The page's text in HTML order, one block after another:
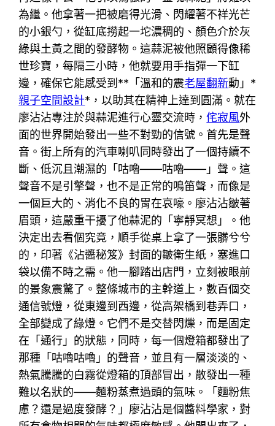
為繼。他拿著一把被磨得光滑、閃耀著不祥光芒
的小銀勺，從缸底撈起一坨濃稠的、顏色介於灰
綠與土黃之間的發酵物。這蒜泥被他照顧得像稀
世珍寶，每隔三小時，他就要用手指彈一下缸
邊，確保它能感受到**「溫和的震老屋翻新動」*
親子空間設計*，以助其在精神上達到圓滿。就在
廖沾沾專注於與蒜泥進行心靈交流時，侘寂風外
面的世界開始發出一些不對勁的信號。首先是聲
音。街上所有的汽車喇叭同時發出了一個持續不
斷、低沉且潮濕的「咕嚕——咕嚕——」聲。這
聲音不是引擎聲，也不是正常的鳴笛聲，而像是
一個巨大的、消化不良的胃在哀嚎。廖沾沾皺著
眉頭，這嚴重干擾了他蒜泥的「寧靜冥想」。他
決定出去看個究竟，順手從桌上拿了一張髒兮兮
的，印著《沾醬秘笈》封面的皺衛生紙，塞進口
袋以備不時之需。他一腳踏出店門，立刻被眼前
的景象震驚了。整條城市的主幹道上，數百個交
通信號燈，從東邊到西邊，從高架橋到巷弄口，
全部變成了綠燈。它們不是交替閃爍，而是固定
在「通行」的狀態，同時，每一個燈箱都發出了
那種「咕嚕咕嚕」的聲音，並且有一層淡淡的、
熱氣騰騰的白霧從燈箱的頂部冒出，散發出一種
難以名狀的——麵粉蒸煮過頭的氣味。「麵粉焦
慮？還是過度發酵？」廖沾沾是個醬料學家，對